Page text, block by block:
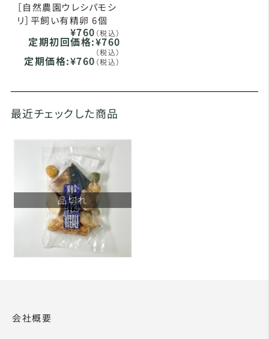
［自然農園ウレシパモシ
リ］平飼い有精卵 6個
¥760 （税込）
定期初回価格:¥760
（税込）
定期価格:¥760 （税込）
最近チェックした商品
品切れ
会社概要